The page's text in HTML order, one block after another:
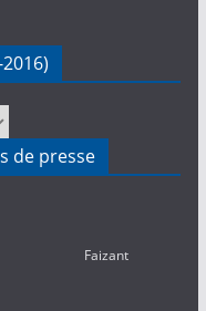
2016)
de presse
Faizant